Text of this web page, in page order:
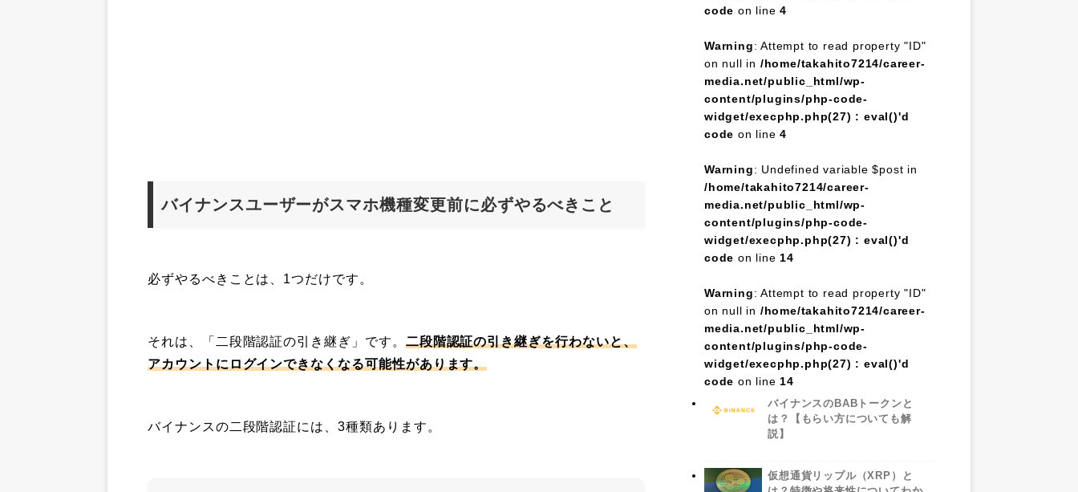
バイナンスユーザーがスマホ機種変更前に必ずやるべきこと
必ずやるべきことは、1つだけです。
それは、「二段階認証の引き継ぎ」です。 二段階認証の引き継ぎを行わないと、
アカウントにログインできなくなる可能性があります。
バイナンスの二段階認証には、3種類あります。
code on line4
Warning: Attempt to read property "ID"
on null in /home/takahito7214/career-
media.net/public_html/wp-
content/plugins/php-code-
widget/execphp.php(27) : eval()'d
code on line4
Warning: Undefined variable $post in
/home/takahito7214/career-
media.net/public_html/wp-
content/plugins/php-code-
widget/execphp.php(27) : eval()'d
code on line 14
Warning: Attempt to read property "ID"
on null in /home/takahito7214/career-
media.net/public_html/wp-
content/plugins/php-code-
widget/execphp.php(27) : eval()'d
code on line 14
バイナンスのBABトークンと
は？【もらい方についても解
説】
仮想通貨リップル（XRP）と